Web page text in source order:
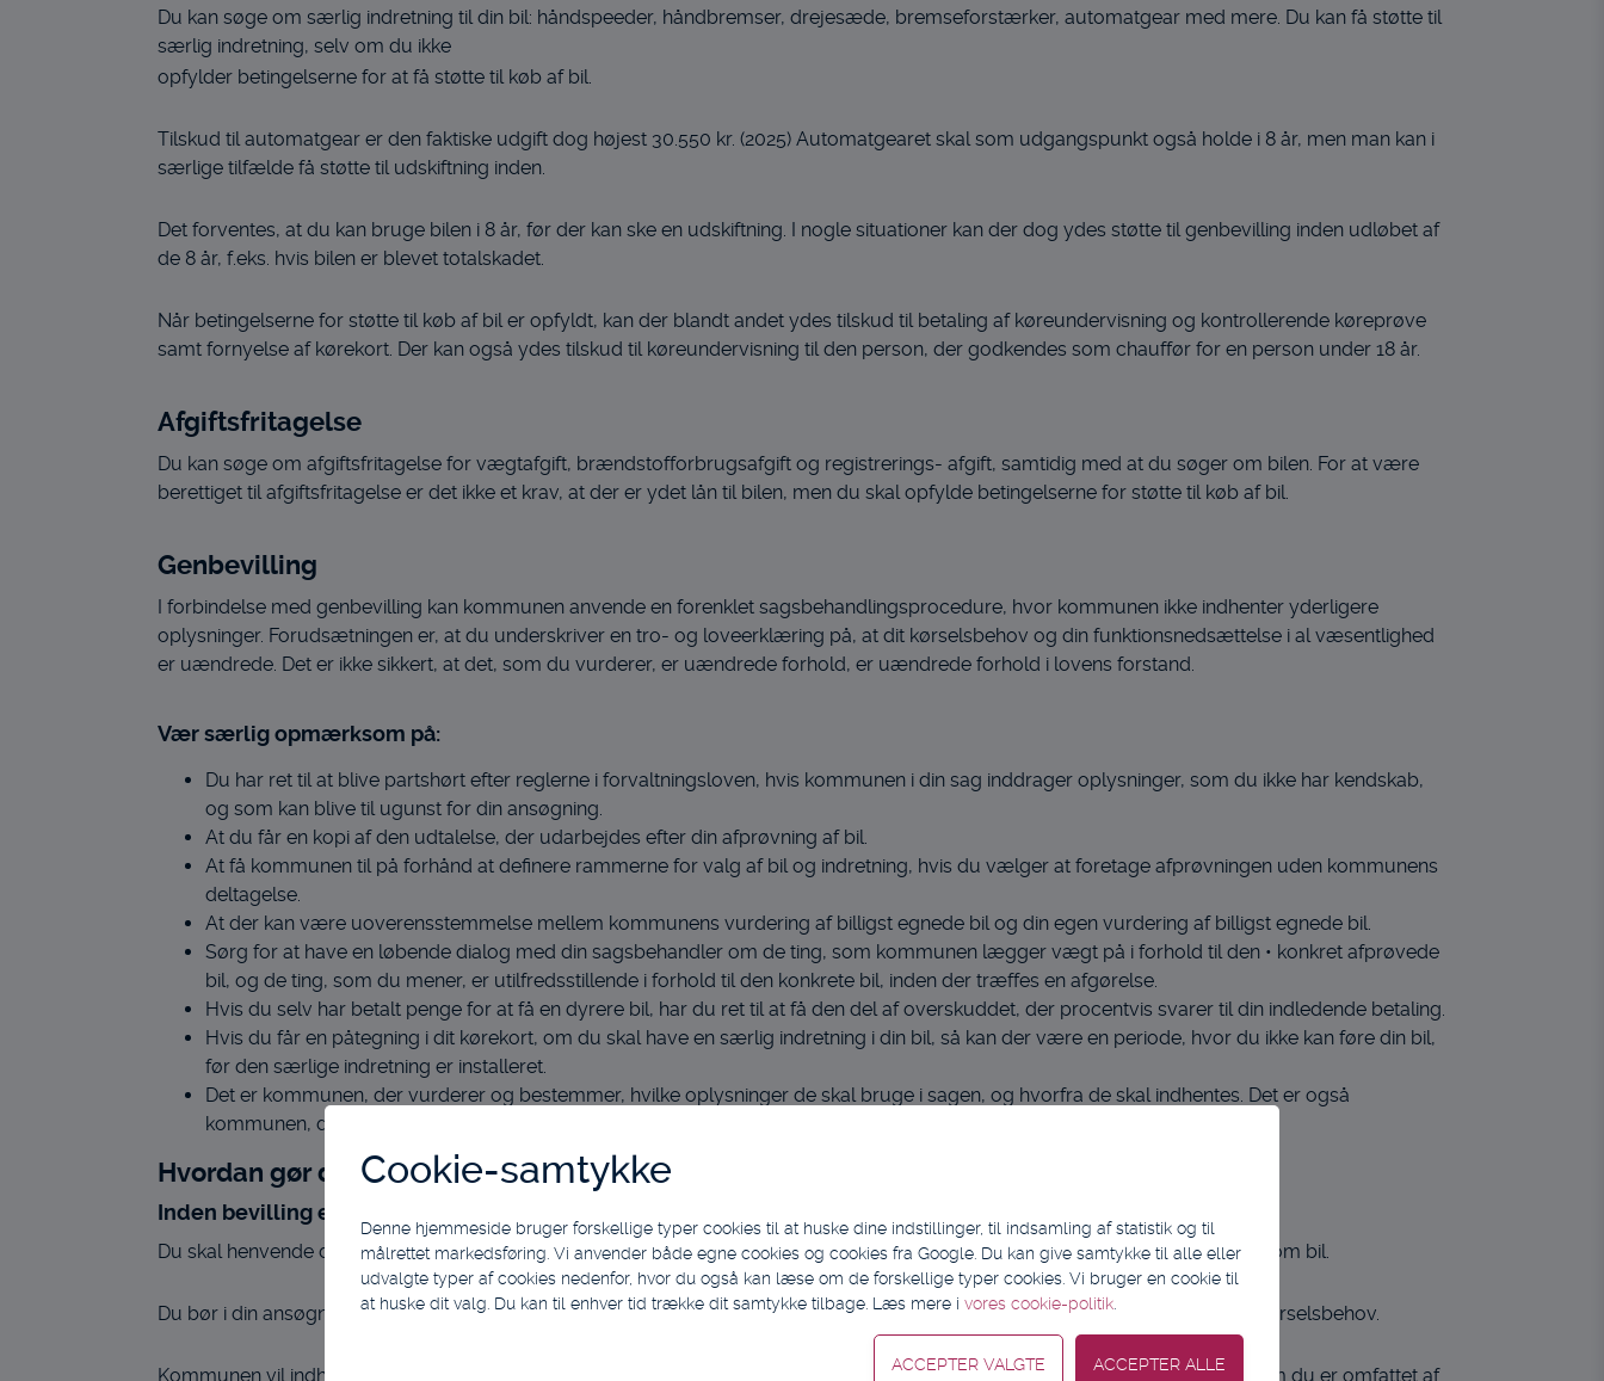
Du kan søge om særlig indretning til din bil: håndspeeder, håndbremser, drejesæde, bremseforstærker, automatgear med mere. Du kan få støtte til
særlig indretning, selv om du ikke
opfylder betingelserne for at få støtte til køb af bil.
Tilskud til automatgear er den faktiske udgift dog højest 30.550 kr. (2025) Automatgearet skal som udgangspunkt også holde i 8 år, men man kan i
særlige tilfælde få støtte til udskiftning inden.
Det forventes, at du kan bruge bilen i 8 år, før der kan ske en udskiftning. I nogle situationer kan der dog ydes støtte til genbevilling inden udløbet af
de 8 år, f.eks. hvis bilen er blevet totalskadet.
Når betingelserne for støtte til køb af bil er opfyldt, kan der blandt andet ydes tilskud til betaling af køreundervisning og kontrollerende køreprøve
samt fornyelse af kørekort. Der kan også ydes tilskud til køreundervisning til den person, der godkendes som chauffør for en person under 18 år.
Afgiftsfritagelse
Du kan søge om afgiftsfritagelse for vægtafgift, brændstofforbrugsafgift og registrerings- afgift, samtidig med at du søger om bilen. For at være
berettiget til afgiftsfritagelse er det ikke et krav, at der er ydet lån til bilen, men du skal opfylde betingelserne for støtte til køb af bil.
Genbevilling
I forbindelse med genbevilling kan kommunen anvende en forenklet sagsbehandlingsprocedure, hvor kommunen ikke indhenter yderligere
oplysninger. Forudsætningen er, at du underskriver en tro- og loveerklæring på, at dit kørselsbehov og din funktionsnedsættelse i al væsentlighed
er uændrede. Det er ikke sikkert, at det, som du vurderer, er uændrede forhold, er uændrede forhold i lovens forstand.
Vær særlig opmærksom på:
Du har ret til at blive partshørt efter reglerne i forvaltningsloven, hvis kommunen i din sag inddrager oplysninger, som du ikke har kendskab,
og som kan blive til ugunst for din ansøgning.
At du får en kopi af den udtalelse, der udarbejdes efter din afprøvning af bil.
At få kommunen til på forhånd at definere rammerne for valg af bil og indretning, hvis du vælger at foretage afprøvningen uden kommunens
deltagelse.
At der kan være uoverensstemmelse mellem kommunens vurdering af billigst egnede bil og din egen vurdering af billigst egnede bil.
Sørg for at have en løbende dialog med din sagsbehandler om de ting, som kommunen lægger vægt på i forhold til den • konkret afprøvede
bil, og de ting, som du mener, er utilfredsstillende i forhold til den konkrete bil, inden der træffes en afgørelse.
Hvis du selv har betalt penge for at få en dyrere bil, har du ret til at få den del af overskuddet, der procentvis svarer til din indledende betaling.
Hvis du får en påtegning i dit kørekort, om du skal have en særlig indretning i din bil, så kan der være en periode, hvor du ikke kan føre din bil,
før den særlige indretning er installeret.
Det er kommunen, der vurderer og bestemmer, hvilke oplysninger de skal bruge i sagen, og hvorfra de skal indhentes. Det er også
kommunen, der bestemmer, om de kan nøjes med en tro- og love erklæring ved genbevilling.
Hvordan gør du
Inden bevilling er givet:
Du skal henvende dig til din sagsbehandler i kommunen for at søge om bil. Kommunen har kompetencen til at træffe afgørelse om bil.
Du bør i din ansøgning beskrive, om du kan bruge offentlige transportmidler/egen bil samt lave en beskrivelse af dit samlede kørselsbehov.
Kommunen vil indhente oplysninger om din funktionsevne hos relevante instanser, syge- hus, læge med videre for at afklare, om du er omfattet af
Cookie-samtykke
Denne hjemmeside bruger forskellige typer cookies til at huske dine indstillinger, til indsamling af statistik og til
målrettet markedsføring. Vi anvender både egne cookies og cookies fra Google. Du kan give samtykke til alle eller
udvalgte typer af cookies nedenfor, hvor du også kan læse om de forskellige typer cookies. Vi bruger en cookie til
at huske dit valg. Du kan til enhver tid trække dit samtykke tilbage. Læs mere i vores cookie-politik